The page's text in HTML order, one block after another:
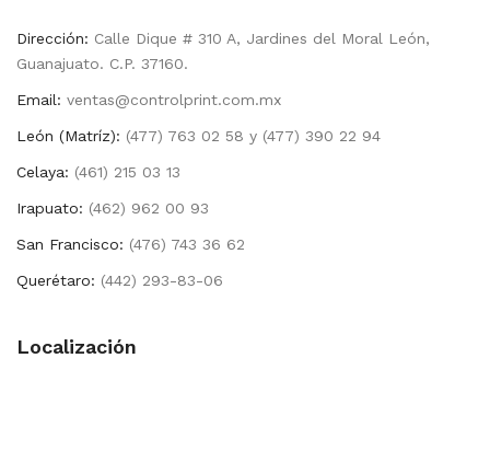
Dirección: Calle Dique # 310 A, Jardines del Moral León,
Guanajuato. C.P. 37160.
Email: ventas@controlprint.com.mx
León (Matríz): (477) 763 02 58 y (477) 390 22 94
Celaya: (461) 215 03 13
Irapuato: (462) 962 00 93
San Francisco: (476) 743 36 62
Querétaro: (442) 293-83-06
Localización